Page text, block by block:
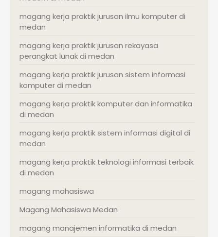
magang kerja praktik jurusan ilmu komputer di
medan
magang kerja praktik jurusan rekayasa
perangkat lunak di medan
magang kerja praktik jurusan sistem informasi
komputer di medan
magang kerja praktik komputer dan informatika
di medan
magang kerja praktik sistem informasi digital di
medan
magang kerja praktik teknologi informasi terbaik
di medan
magang mahasiswa
Magang Mahasiswa Medan
magang manajemen informatika di medan